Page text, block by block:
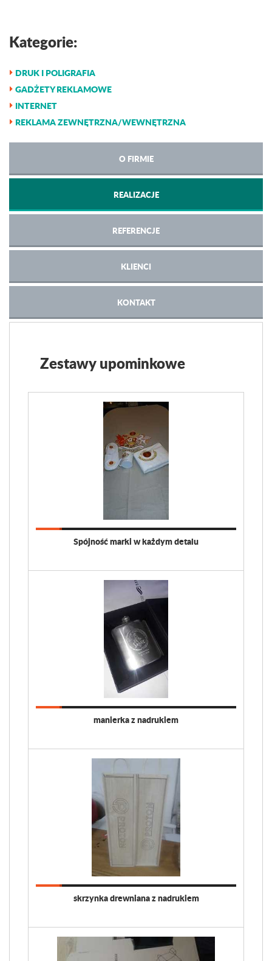
Kategorie:
DRUK I POLIGRAFIA
GADŻETY REKLAMOWE
INTERNET
REKLAMA ZEWNĘTRZNA/WEWNĘTRZNA
O FIRMIE
REALIZACJE
REFERENCJE
KLIENCI
KONTAKT
Zestawy upominkowe
Spójność marki w każdym detalu
manierka z nadrukiem
skrzynka drewniana z nadrukiem